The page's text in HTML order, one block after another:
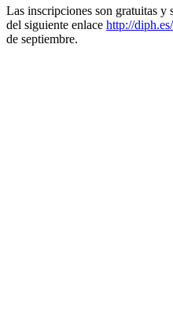
Las inscripciones son gratuitas y
del siguiente enlace http://
de septiembre.